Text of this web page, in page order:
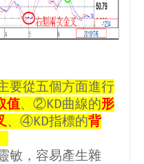
要從五個方面進行
值、②KD曲線的形
、④KD指標的背
敏，容易產生雜